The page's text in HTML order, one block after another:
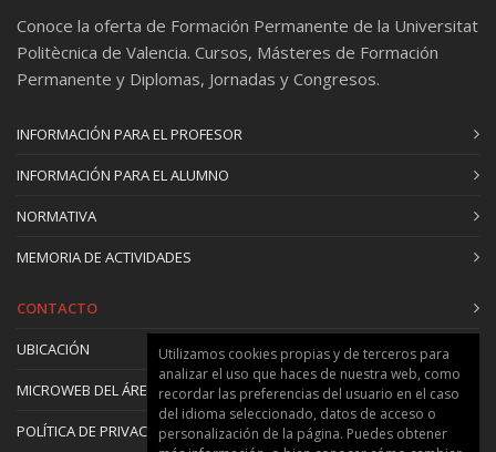
Conoce la oferta de Formación Permanente de la Universitat
Politècnica de Valencia. Cursos, Másteres de Formación
Permanente y Diplomas, Jornadas y Congresos.
INFORMACIÓN PARA EL PROFESOR
INFORMACIÓN PARA EL ALUMNO
NORMATIVA
MEMORIA DE ACTIVIDADES
CONTACTO
UBICACIÓN
MICROWEB DEL ÁREA
POLÍTICA DE PRIVACIDAD Y COOKIES
Utilizamos cookies propias y de terceros para
analizar el uso que haces de nuestra web, como
recordar las preferencias del usuario en el caso
del idioma seleccionado, datos de acceso o
personalización de la página. Puedes obtener